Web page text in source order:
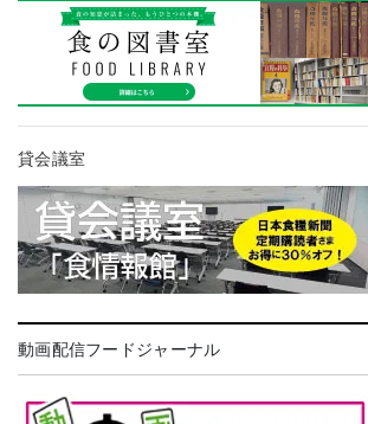
貸会議室
動画配信フードジャーナル